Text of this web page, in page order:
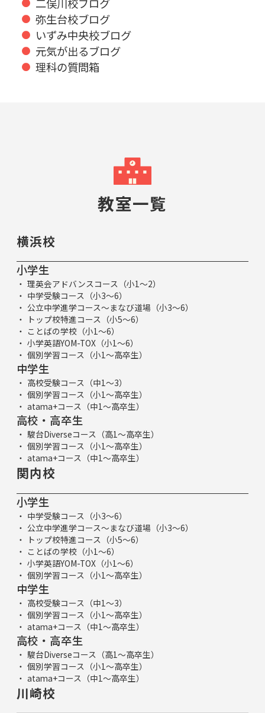
弥生台校ブログ
いずみ中央校ブログ
元気が出るブログ
理科の質問箱
教室一覧
横浜校
小学生
理英会アドバンスコース（小1～2）
中学受験コース（小3～6）
公立中学進学コース～まなび道場（小3～6）
トップ校特進コース（小5～6）
ことばの学校（小1～6）
小学英語YOM-TOX（小1～6）
個別学習コース（小1～高卒生）
中学生
高校受験コース（中1～3）
個別学習コース（小1～高卒生）
atama+コース（中1～高卒生）
高校・高卒生
駿台Diverseコース（高1～高卒生）
個別学習コース（小1～高卒生）
atama+コース（中1～高卒生）
関内校
小学生
中学受験コース（小3～6）
公立中学進学コース～まなび道場（小3～6）
トップ校特進コース（小5～6）
ことばの学校（小1～6）
小学英語YOM-TOX（小1～6）
個別学習コース（小1～高卒生）
中学生
高校受験コース（中1～3）
個別学習コース（小1～高卒生）
atama+コース（中1～高卒生）
高校・高卒生
駿台Diverseコース（高1～高卒生）
個別学習コース（小1～高卒生）
atama+コース（中1～高卒生）
川崎校